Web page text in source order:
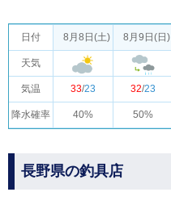
日付
天気
気温
降水確率
8月8日(土) 8月9日(日)
33/23 32/23
40% 50%
長野県の釣具店